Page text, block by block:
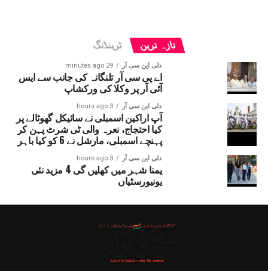
تازہ ترین ٹرینڈنگ
دلی این سی آر 29 minutes ago
اے پی سی آر تلنگانہ کی جانب سے ایس
آئی آر پر وکلا کی ورکشاپ
دلی این سی آر 3 hours ago
آپ اراکین اسمبلی نے سائیکل گھوٹالے پر
کیا احتجاج، نعرہ والی ٹی شرٹ پہن کر
پہنچے اسمبلی، مارشل نے 6 کو کیا باہر
دلی این سی آر 3 hours ago
یمنا شہر میں کھلیں گی 4 مزید نئی
یونیورسٹیاں